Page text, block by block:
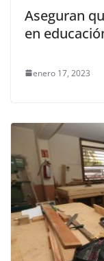
Aseguran
en
enero 17, 2023